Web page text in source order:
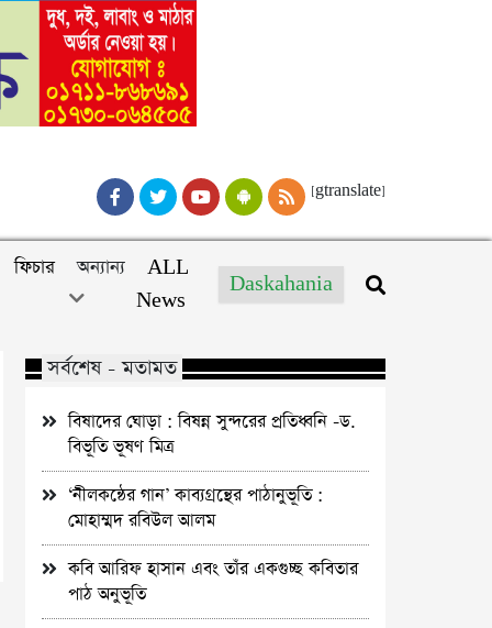
[gtranslate]
ফিচার অন্যান্য
ALL
News
Daskahania
সর্বশেষ - মতামত
বিষাদের ঘোড়া : বিষন্ন সুন্দরের প্রতিধ্বনি -ড.
বিভূতি ভূষণ মিত্র
‘নীলকন্ঠের গান’ কাব্যগ্রন্থের পাঠানুভূতি :
মোহাম্মদ রবিউল আলম
কবি আরিফ হাসান এবং তাঁর একগুচ্ছ কবিতার
পাঠ অনুভূতি